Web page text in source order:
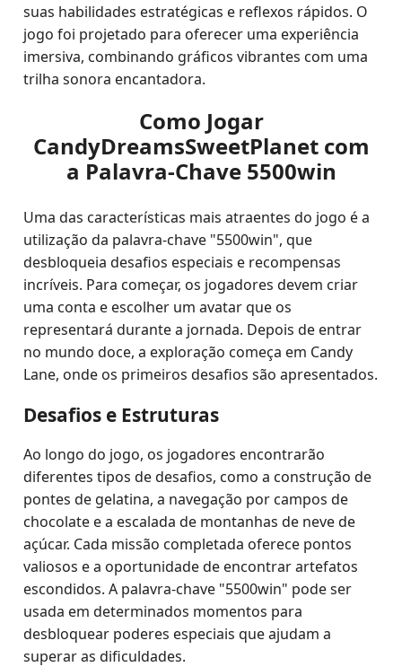
suas habilidades estratégicas e reflexos rápidos. O
jogo foi projetado para oferecer uma experiência
imersiva, combinando gráficos vibrantes com uma
trilha sonora encantadora.
Como Jogar
CandyDreamsSweetPlanet com
a Palavra-Chave 5500win
Uma das características mais atraentes do jogo é a
utilização da palavra-chave "5500win", que
desbloqueia desafios especiais e recompensas
incríveis. Para começar, os jogadores devem criar
uma conta e escolher um avatar que os
representará durante a jornada. Depois de entrar
no mundo doce, a exploração começa em Candy
Lane, onde os primeiros desafios são apresentados.
Desafios e Estruturas
Ao longo do jogo, os jogadores encontrarão
diferentes tipos de desafios, como a construção de
pontes de gelatina, a navegação por campos de
chocolate e a escalada de montanhas de neve de
açúcar. Cada missão completada oferece pontos
valiosos e a oportunidade de encontrar artefatos
escondidos. A palavra-chave "5500win" pode ser
usada em determinados momentos para
desbloquear poderes especiais que ajudam a
superar as dificuldades.